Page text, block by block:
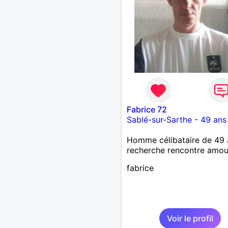
Fabrice 72
Sablé-sur-Sarthe- 49 ans
Homme célibataire de 49
recherche rencontre
fabrice
Voir le profil